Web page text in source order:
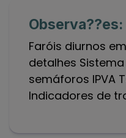
Observa??es:
Faróis diurnos em
detalhes
semáforos IPVA
Indicadores de